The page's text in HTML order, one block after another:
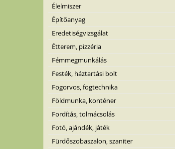
Élelmiszer
Építőanyag
Eredetiségvizsgálat
Étterem, pizzéria
Fémmegmunkálás
Festék, háztartási bolt
Fogorvos, fogtechnika
Földmunka, konténer
Fordítás, tolmácsolás
Fotó, ajándék, játék
Fürdőszobaszalon, szaniter